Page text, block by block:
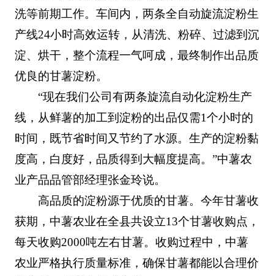
洗等前期工作。车间内，两条全自动旋流淀粉生
产线24小时高效运转，从清洗、粉碎、过滤到沉
淀、烘干，整个流程一气呵成，最终制作出品质
优良的甘薯淀粉。
“现在我们公司有两条旋流自动化淀粉生产
线，从鲜薯的加工到淀粉的出品仅需1个小时的
时间，既节省时间又节约了水源。生产的淀粉黏
度高，白度好，品质得到大幅度提高。”中薯农
业产品品管部经理张金玲说。
高品质的淀粉源于优质的甘薯。今年甘薯收
获期，中薯农业在全县共设立13个甘薯收购点，
每天收购2000吨左右甘薯。收购过程中，中薯
农业严格执行质量标准，确保甘薯都能以合理价